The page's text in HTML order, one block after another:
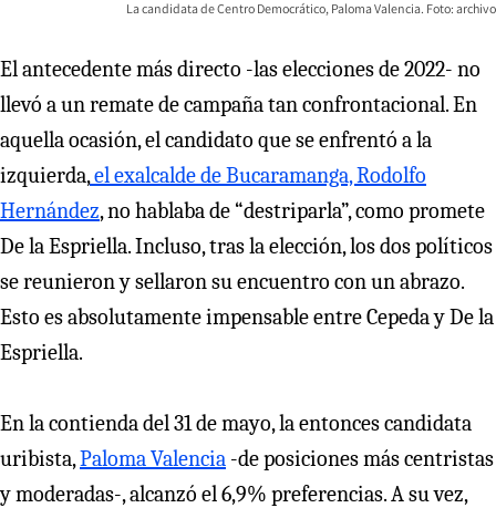
La candidata de Centro Democrático, Paloma Valencia. Foto: archivo
El antecedente más directo -las elecciones de 2022- no
llevó a un remate de campaña tan confrontacional. En
aquella ocasión, el candidato que se enfrentó a la
izquierda,el exalcalde de Bucaramanga, Rodolfo
Hernández, no hablaba de “destriparla”, como promete
De la Espriella. Incluso, tras la elección, los dos políticos
se reunieron y sellaron su encuentro con un abrazo.
Esto es absolutamente impensable entre Cepeda y De la
Espriella.
En la contienda del 31 de mayo, la entonces candidata
uribista,Paloma Valencia -de posiciones más centristas
y moderadas-, alcanzó el 6,9% preferencias. A su vez,